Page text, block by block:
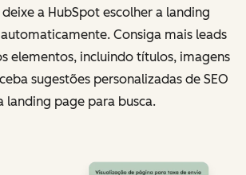
a HubSpot escolher a landing
Consiga mais leads
elementos, incluindo títulos, imagens
sugestões personalizadas de SEO
landing page para busca.